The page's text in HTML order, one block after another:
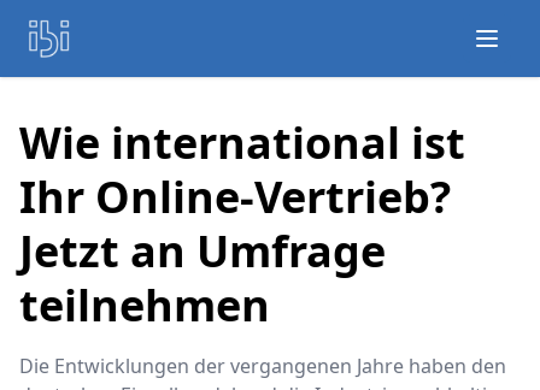
Wie international ist
Ihr Online-Vertrieb?
Jetzt an Umfrage
teilnehmen
Die Entwicklungen der vergangenen Jahre haben den